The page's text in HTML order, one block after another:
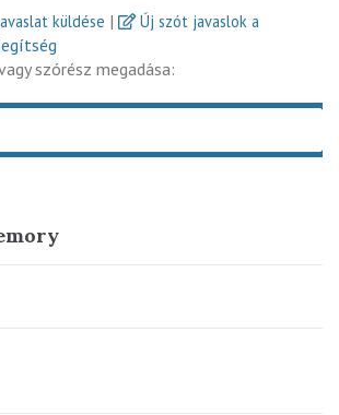
küldése |
Új szót javaslok a
szórész megadása: